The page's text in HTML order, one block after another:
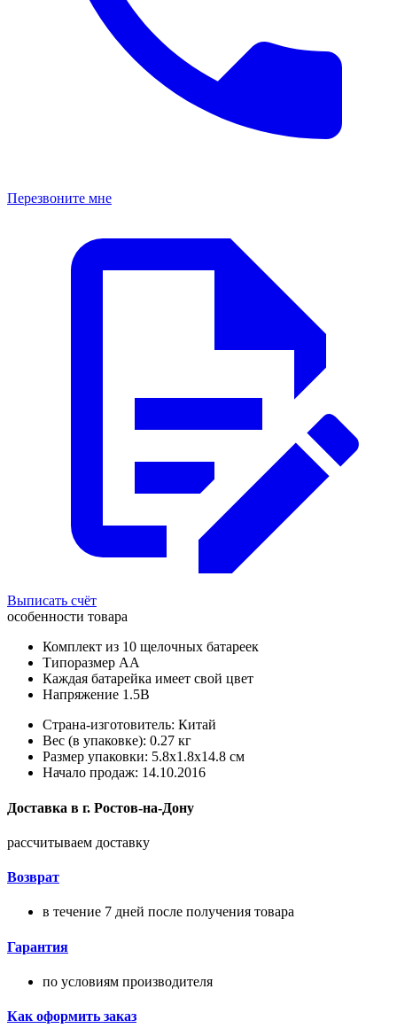
Перезвоните мне
Выписать счёт
особенности товара
Комплект из 10 щелочных батареек
Типоразмер АА
Каждая батарейка имеет свой цвет
Напряжение 1.5В
Страна-изготовитель: Китай
Вес (в упаковке): 0.27 кг
Размер упаковки: 5.8x1.8x14.8 см
Начало продаж: 14.10.2016
Доставка в г. Ростов-на-Дону
рассчитываем доставку
Возврат
в течение 7 дней после получения товара
Гарантия
по условиям производителя
Как оформить заказ